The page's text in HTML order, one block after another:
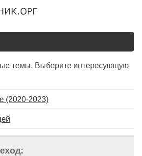
темы. Выберите интересующую
(2020-2023)